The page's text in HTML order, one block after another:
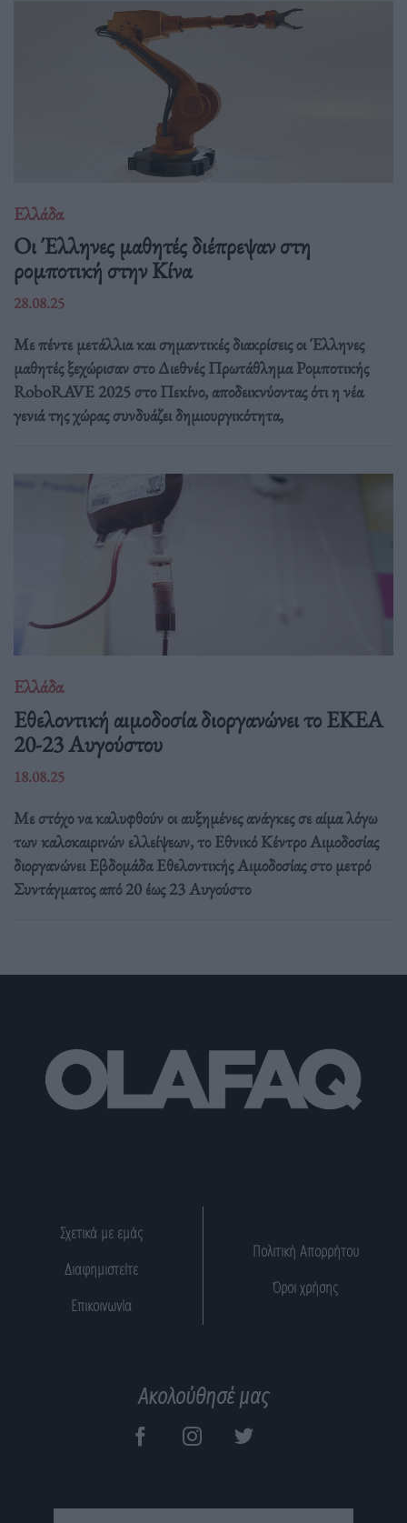
Ελλάδα
Οι Έλληνες μαθητές διέπρεψαν στη
ρομποτική στην Κίνα
28.08.25
Με πέντε μετάλλια και σημαντικές διακρίσεις οι Έλληνες
μαθητές ξεχώρισαν στο Διεθνές Πρωτάθλημα Ρομποτικής
RoboRAVE 2025 στο Πεκίνο, αποδεικνύοντας ότι η νέα
γενιά της χώρας συνδυάζει δημιουργικότητα,
Ελλάδα
Eθελοντική αιμοδοσία διοργανώνει το ΕΚΕΑ
20-23 Αυγούστου
18.08.25
Με στόχο να καλυφθούν οι αυξημένες ανάγκες σε αίμα λόγω
των καλοκαιρινών ελλείψεων, το Εθνικό Κέντρο Αιμοδοσίας
διοργανώνει Εβδομάδα Εθελοντικής Αιμοδοσίας στο μετρό
Συντάγματος από 20 έως 23 Αυγούστο
Σχετικά με εμάς
Διαφημιστείτε
Επικοινωνία
Πολιτική Απορρήτου
Όροι χρήσης
Ακολούθησέ μας